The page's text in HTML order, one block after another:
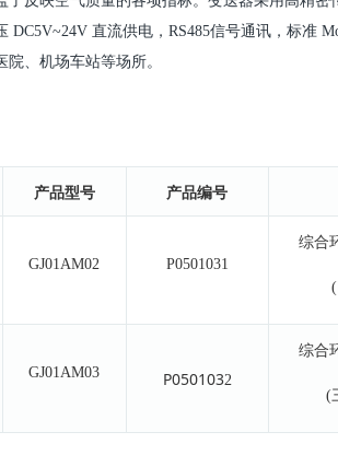
DC5V~24V 直流供电，RS485信号通讯，标准
院、机场车站等场所。
产品型号 产品编号
GJ01AM02 P0501031
综合
(
GJ01AM03 P0501032
综合
(